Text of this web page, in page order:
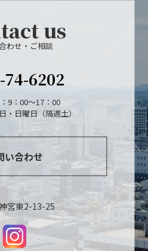
us
わせ・ご相談
74-6202
9：00～17：00
・日曜日（隔週土）
い合わせ
宮東2-13-25